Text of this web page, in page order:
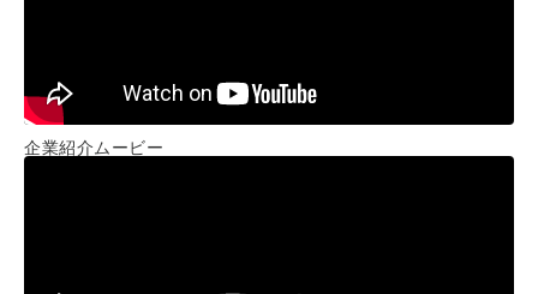
企業紹介ムービー